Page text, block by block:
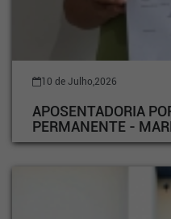
10 de Julho,2026
APOSENTADORIA
PERMANENTE -